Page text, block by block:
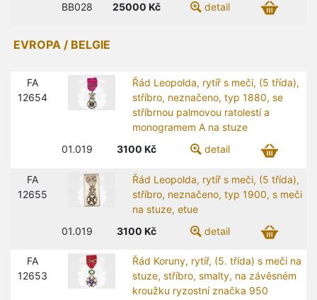
BB028
25000 Kč detail
EVROPA / BELGIE
FA
12654
Řád Leopolda, rytíř s meči, (5 třída),
stříbro, neznačeno, typ 1880, se
stříbrnou palmovou ratolestí a
monogramem A na stuze
01.019
3100 Kč detail
FA
12655
Řád Leopolda, rytíř s meči, (5 třída),
stříbro, neznačeno, typ 1900, s meči
na stuze, etue
01.019
3100 Kč detail
FA
12653
Řád Koruny, rytíř, (5. třída) s meči na
stuze, stříbro, smalty, na závěsném
kroužku ryzostní značka 950